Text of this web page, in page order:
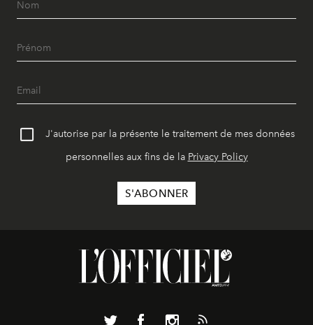
J'autorise par la présente le traitement de mes données
personnelles aux fins de la Privacy Policy